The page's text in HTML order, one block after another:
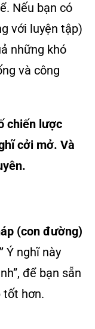
Nếu bạn có
với luyện tập)
những khó
và công
chiến lược
cởi mở. Và
(con đường)
Ý nghĩ này
để bạn sẵn
tốt hơn.